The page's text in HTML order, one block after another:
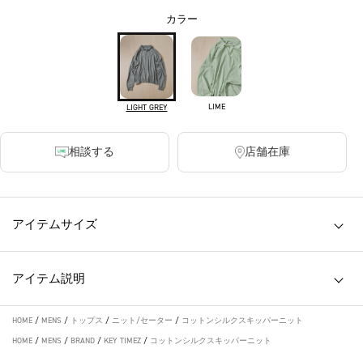
カラー
LIGHT GREY LIME
相談する 店舗在庫
アイテムサイズ
アイテム説明
HOME / MENS / トップス / ニット/セーター / コットンシルクスキッパーニット
HOME / MENS / BRAND / KEY TIMEZ / コットンシルクスキッパーニット